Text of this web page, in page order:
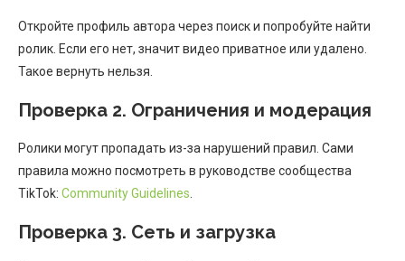
Откройте профиль автора через поиск и попробуйте найти
ролик. Если его нет, значит видео приватное или удалено.
Такое вернуть нельзя.
Проверка 2. Ограничения и модерация
Ролики могут пропадать из-за нарушений правил. Сами
правила можно посмотреть в руководстве сообщества
TikTok: Community Guidelines
Проверка 3. Сеть и загрузка